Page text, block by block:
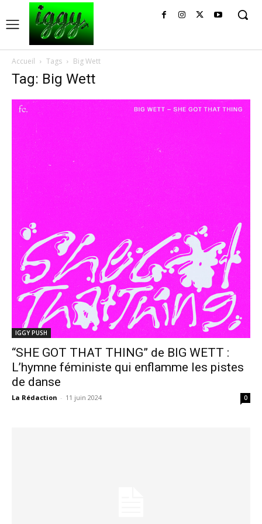
Accueil Tags Big Wett
Tag: Big Wett
IGGY PUSH
“SHE GOT THAT THING” de BIG WETT :
L’hymne féministe qui enflamme les pistes
de danse
La Rédaction - 11 juin 2024 0